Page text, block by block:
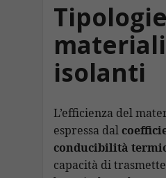
materiali
isolanti
L’efficienza del
espressa dal
conducibilità
capacità di